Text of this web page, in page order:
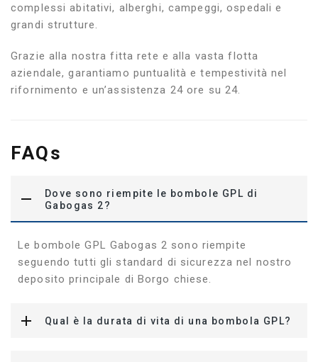
complessi abitativi, alberghi, campeggi, ospedali e
grandi strutture.
Grazie alla nostra fitta rete e alla vasta flotta
aziendale, garantiamo puntualità e tempestività nel
rifornimento e un’assistenza 24 ore su 24.
FAQs
Dove sono riempite le bombole GPL di
Gabogas 2?
Le bombole GPL Gabogas 2 sono riempite
seguendo tutti gli standard di sicurezza nel nostro
deposito principale di Borgo chiese.
Qual è la durata di vita di una bombola GPL?